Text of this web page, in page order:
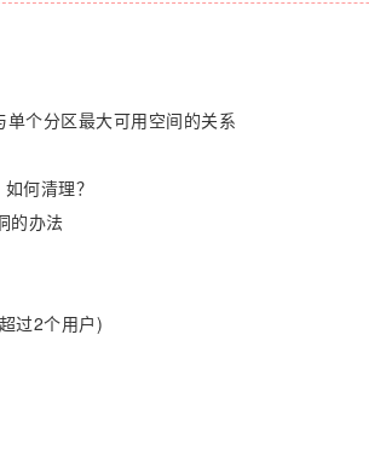
个分区最大可用空间的关系
何清理？
的办法
过2个用户)